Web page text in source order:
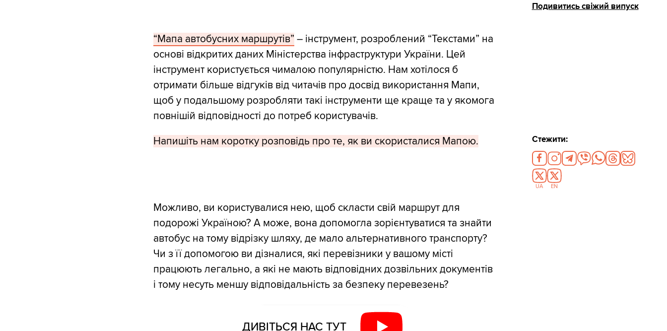
“Мапа автобусних маршрутів” – інструмент, розроблений “Текстами” на
основі відкритих даних Міністерства інфраструктури України. Цей
інструмент користується чималою популярністю. Нам хотілося б
отримати більше відгуків від читачів про досвід використання Мапи,
щоб у подальшому розробляти такі інструменти ще краще та у якомога
повнішій відповідності до потреб користувачів.
Напишіть нам коротку розповідь про те, як ви скористалися Мапою.
Можливо, ви користувалися нею, щоб скласти свій маршрут для
подорожі Україною? А може, вона допомогла зорієнтуватися та знайти
автобус на тому відрізку шляху, де мало альтернативного транспорту?
Чи з її допомогою ви дізналися, які перевізники у вашому місті
працюють легально, а які не мають відповідних дозвільних документів
і тому несуть меншу відповідальність за безпеку перевезень?
ДИВІТЬСЯ НАС ТУТ
Подивитись свіжий випуск
Стежити:
UA EN